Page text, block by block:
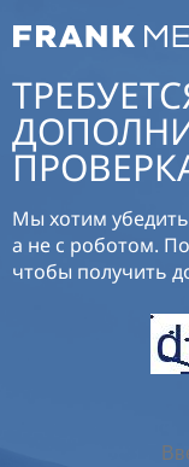
Мы хотим
а не с роботом.
чтобы получить